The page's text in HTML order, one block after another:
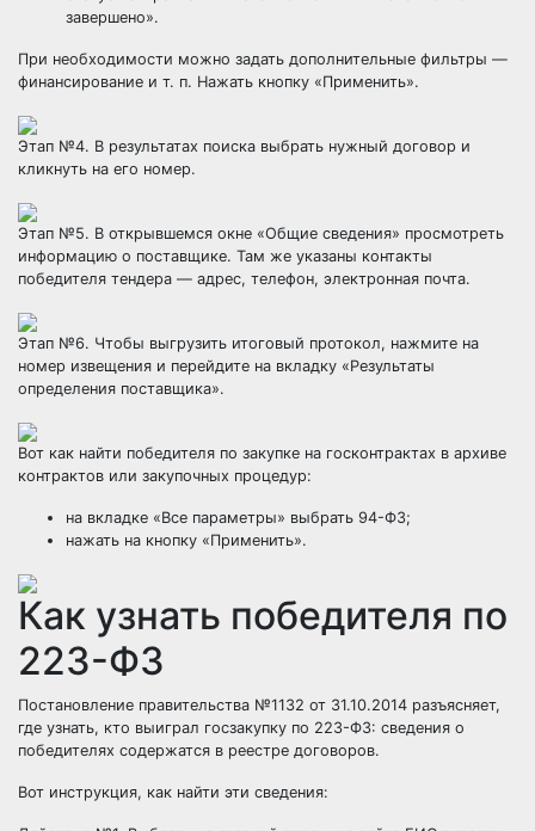
завершено».
При необходимости можно задать дополнительные фильтры —
финансирование и т. п. Нажать кнопку «Применить».
Этап №4. В результатах поиска выбрать нужный договор и
кликнуть на его номер.
Этап №5. В открывшемся окне «Общие сведения» просмотреть
информацию о поставщике. Там же указаны контакты
победителя тендера — адрес, телефон, электронная почта.
Этап №6. Чтобы выгрузить итоговый протокол, нажмите на
номер извещения и перейдите на вкладку «Результаты
определения поставщика».
Вот как найти победителя по закупке на госконтрактах в архиве
контрактов или закупочных процедур:
на вкладке «Все параметры» выбрать 94-ФЗ;
нажать на кнопку «Применить».
Как узнать победителя по
223-ФЗ
Постановление правительства №1132 от 31.10.2014 разъясняет,
где узнать, кто выиграл госзакупку по 223-ФЗ: сведения о
победителях содержатся в реестре договоров.
Вот инструкция, как найти эти сведения: